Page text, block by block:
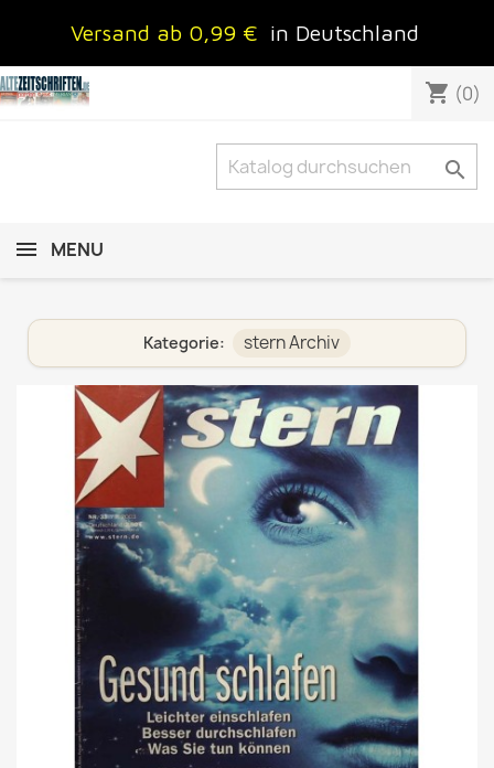
Versand ab 0,99 € in Deutschland
shopping_cart (0)

MENU
Kategorie: stern Archiv